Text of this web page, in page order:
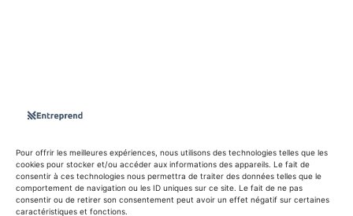
Pour offrir les meilleures expériences, nous utilisons des technologies telles que les
cookies pour stocker et/ou accéder aux informations des appareils. Le fait de
consentir à ces technologies nous permettra de traiter des données telles que le
comportement de navigation ou les ID uniques sur ce site. Le fait de ne pas
consentir ou de retirer son consentement peut avoir un effet négatif sur certaines
caractéristiques et fonctions.
info@entreprend.net